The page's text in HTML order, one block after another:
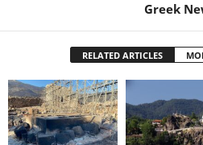
Greek
RELATED ARTICLES